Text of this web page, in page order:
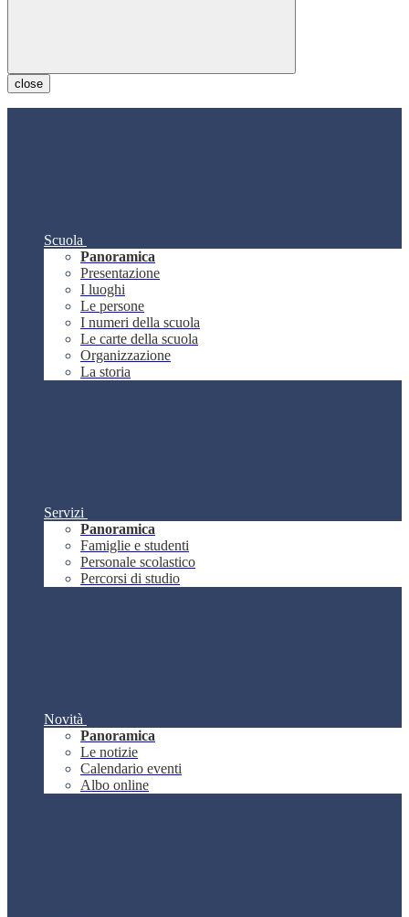
close
Scuola
Panoramica
Presentazione
I luoghi
Le persone
I numeri della scuola
Le carte della scuola
Organizzazione
La storia
Servizi
Panoramica
Famiglie e studenti
Personale scolastico
Percorsi di studio
Novità
Panoramica
Le notizie
Calendario eventi
Albo online